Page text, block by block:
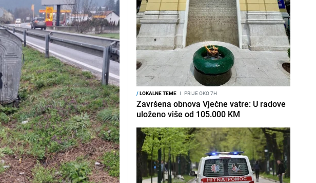
/LOKALNE TEME I PRIJE OKO 7H
Završena obnova Vječne vatre: U radove
uloženo više od 105.000 KM